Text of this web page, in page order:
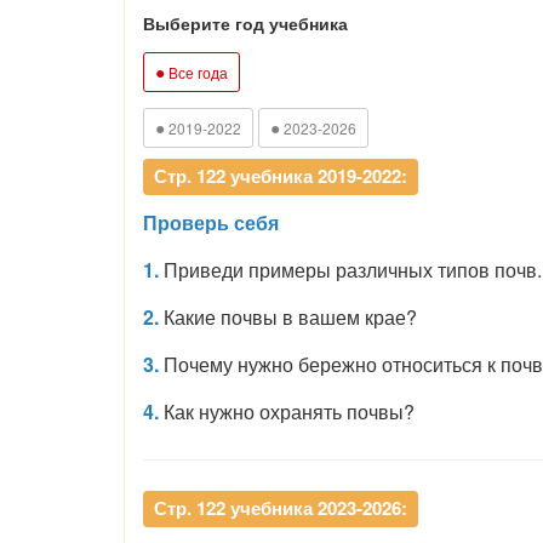
Выберите год учебника
● Все года
● 2019-2022 ● 2023-2026
Стр. 122 учебника 2019-2022:
Проверь себя
1. Приведи примеры различных типов почв.
2. Какие почвы в вашем крае?
3. Почему нужно бережно относиться к
4. Как нужно охранять почвы?
Стр. 122 учебника 2023-2026: